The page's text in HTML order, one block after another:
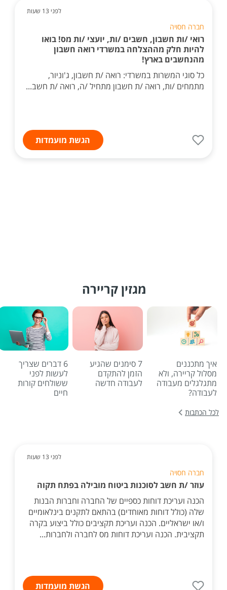
לפני 13 שעות
חברה חסויה
רואי /ות חשבון, חשבים /ות, יועצי /ות מס! בואו
להיות חלק מההצלחה במשרדי רואה חשבון
מהנחשבים בארץ!
כל סוגי המשרות במשרדי: רואה /ת חשבון, ג'וניור,
מתמחים /ות, רואה /ת חשבון מתחיל /ה, רואה /ת חשב...
הגשת מועמדות
מגזין קריירה
איך מתכננים
מסלול קריירה, ולא
מתגלגלים מעבודה
לעבודה?
7 סימנים שהגיע
הזמן להתקדם
לעבודה חדשה
6 דברים שצריך
לעשות לפני
ששולחים קורות
חיים
לכל הכתבות
לפני 13 שעות
חברה חסויה
עוזר /ת חשב לסוכנות ביטוח מובילה בפתח תקוה
הכנה ועריכת דוחות כספיים של החברה וחברות הבנות
שלה (כולל דוחות מאוחדים) בהתאם לתקנים בינלאומיים
ו/או ישראליים. הכנה ועריכת תקציבים כולל ביצוע בקרה
תקציבית. הכנה ועריכת דוחות מס לחברה ולחברות...
הגשת מועמדות